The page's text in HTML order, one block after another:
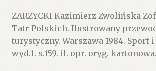
ZARZYCKI Kazimierz Zwolińska
Tatr Polskich. Ilustrowany
turystyczny. Warszawa 1984. Sport
wyd.1. s.159. il. opr. oryg.